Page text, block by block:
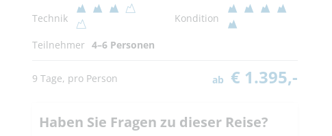
Technik Kondition
Teilnehmer 4–6 Personen
9 Tage, pro Person ab € 1.395,-
Haben Sie Fragen zu dieser Reise?